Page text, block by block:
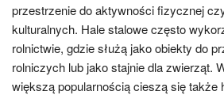
przestrzenie do aktywności fizycznej
kulturalnych. Hale stalowe często
rolnictwie, gdzie służą jako obiekty do
rolniczych lub jako stajnie dla zwierząt.
większą popularnością cieszą się także